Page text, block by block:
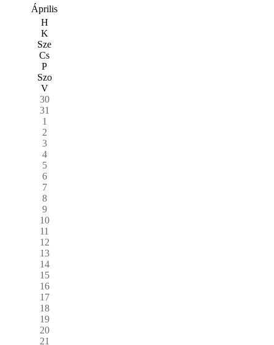
Április
H
K
Sze
Cs
P
Szo
V
30
31
1
2
3
4
5
6
7
8
9
10
11
12
13
14
15
16
17
18
19
20
21